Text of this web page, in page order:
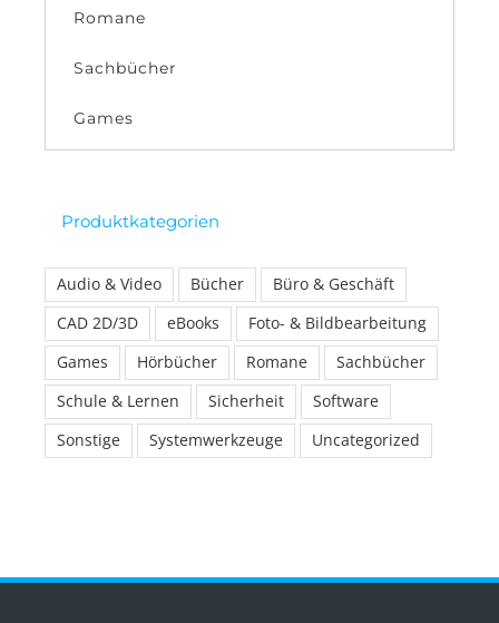
Romane
Sachbücher
Games
Produktkategorien
Audio & Video Bücher
Büro & Geschäft
CAD 2D/3D
eBooks
Foto- & Bildbearbeitung
Games
Hörbücher Romane
Sachbücher
Schule & Lernen
Sicherheit
Software
Sonstige
Systemwerkzeuge Uncategorized